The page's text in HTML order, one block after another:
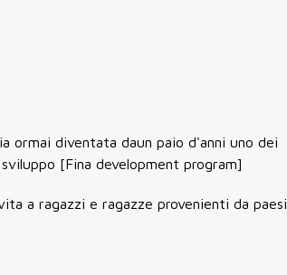
ormai diventata daun paio d'anni uno dei
[Fina development program]
a ragazzi e ragazze provenienti da paesi